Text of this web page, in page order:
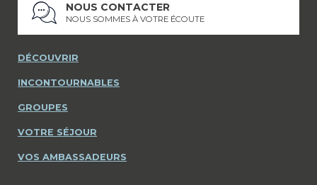
NOUS CONTACTER
NOUS SOMMES À VOTRE ÉCOUTE
DÉCOUVRIR
INCONTOURNABLES
GROUPES
VOTRE SÉJOUR
VOS AMBASSADEURS